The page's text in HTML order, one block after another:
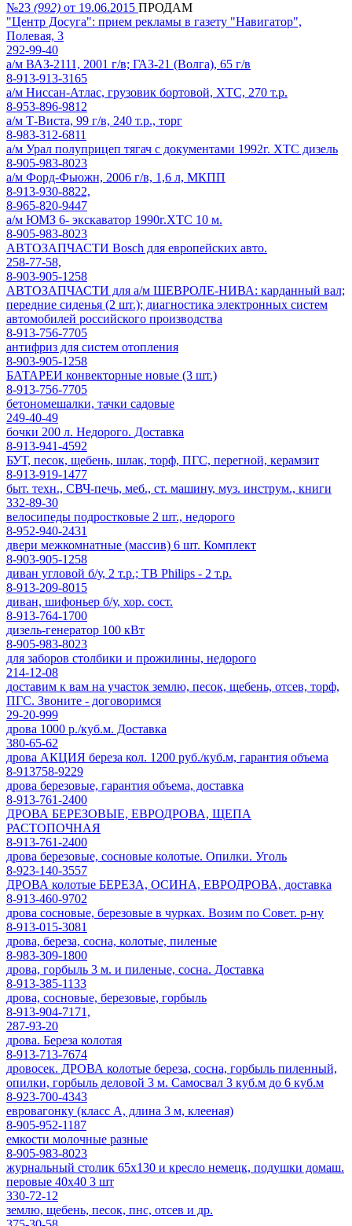
№23 (992) от 19.06.2015 ПРОДАМ
"Центр Досуга": прием рекламы в газету "Навигатор",
Полевая, 3
292-99-40
а/м ВАЗ-2111, 2001 г/в; ГАЗ-21 (Волга), 65 г/в
8-913-913-3165
а/м Ниссан-Атлас, грузовик бортовой, ХТС, 270 т.р.
8-953-896-9812
а/м Т-Виста, 99 г/в, 240 т.р., торг
8-983-312-6811
а/м Урал полуприцеп тягач с документами 1992г. ХТС дизель
8-905-983-8023
а/м Форд-Фьюжн, 2006 г/в, 1,6 л, МКПП
8-913-930-8822,
8-965-820-9447
а/м ЮМЗ 6- экскаватор 1990г.ХТС 10 м.
8-905-983-8023
АВТОЗАПЧАСТИ Bosch для европейских авто.
258-77-58,
8-903-905-1258
АВТОЗАПЧАСТИ для а/м ШЕВРОЛЕ-НИВА: карданный вал;
передние сиденья (2 шт.); диагностика электронных систем
автомобилей российского производства
8-913-756-7705
антифриз для систем отопления
8-903-905-1258
БАТАРЕИ конвекторные новые (3 шт.)
8-913-756-7705
бетономешалки, тачки садовые
249-40-49
бочки 200 л. Недорого. Доставка
8-913-941-4592
БУТ, песок, щебень, шлак, торф, ПГС, перегной, керамзит
8-913-919-1477
быт. техн., СВЧ-печь, меб., ст. машину, муз. инструм., книги
332-89-30
велосипеды подростковые 2 шт., недорого
8-952-940-2431
двери межкомнатные (массив) 6 шт. Комплект
8-903-905-1258
диван угловой б/у, 2 т.р.; ТВ Philips - 2 т.р.
8-913-209-8015
диван, шифоньер б/у, хор. сост.
8-913-764-1700
дизель-генератор 100 кВт
8-905-983-8023
для заборов столбики и прожилины, недорого
214-12-08
доставим к вам на участок землю, песок, щебень, отсев, торф,
ПГС. Звоните - договоримся
29-20-999
дрова 1000 р./куб.м. Доставка
380-65-62
дрова АКЦИЯ береза кол. 1200 руб./куб.м, гарантия объема
8-913758-9229
дрова березовые, гарантия объема, доставка
8-913-761-2400
ДРОВА БЕРЕЗОВЫЕ, ЕВРОДРОВА, ЩЕПА
РАСТОПОЧНАЯ
8-913-761-2400
дрова березовые, сосновые колотые. Опилки. Уголь
8-923-140-3557
ДРОВА колотые БЕРЕЗА, ОСИНА, ЕВРОДРОВА, доставка
8-913-460-9702
дрова сосновые, березовые в чурках. Возим по Совет. р-ну
8-913-015-3081
дрова, береза, сосна, колотые, пиленые
8-983-309-1800
дрова, горбыль 3 м. и пиленые, сосна. Доставка
8-913-385-1133
дрова, сосновые, березовые, горбыль
8-913-904-7171,
287-93-20
дрова. Береза колотая
8-913-713-7674
дровосек. ДРОВА колотые береза, сосна, горбыль пиленный,
опилки, горбыль деловой 3 м. Самосвал 3 куб.м до 6 куб.м
8-923-700-4343
евровагонку (класс А, длина 3 м, клееная)
8-905-952-1187
емкости молочные разные
8-905-983-8023
журнальный столик 65х130 и кресло немецк, подушки домаш.
перовые 40х40 3 шт
330-72-12
землю, щебень, песок, пнс, отсев и др.